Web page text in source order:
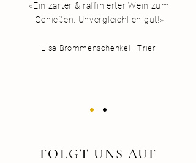
«Ein zarter & raffinierter Wein zum
Genießen. Unvergleichlich gut!»
Lisa Brommenschenkel |Trier
FOLGT UNS AUF